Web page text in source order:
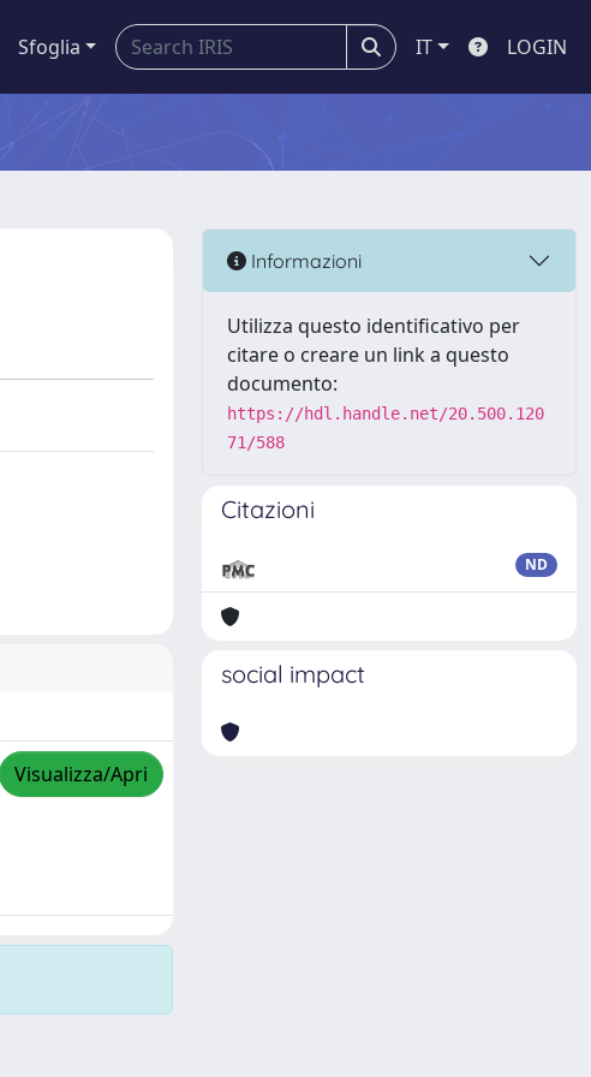
Sfoglia IT LOGIN
Visualizza/Apri
Informazioni
Utilizza questo identificativo per
citare o creare un link a questo
documento:
https://hdl.handle.net/20.500.120
71/588
Citazioni
ND
social impact